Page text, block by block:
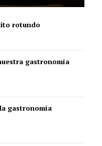
rotundo
gastronomía
gastronomía